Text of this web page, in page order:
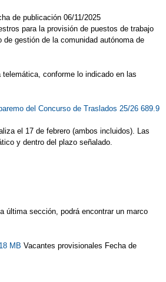
de publicación 06/11/2025
para la provisión de puestos de trabajo
gestión de la comunidad autónoma de
conforme lo indicado en las
del Concurso de Traslados 25/26 689.9
el 17 de febrero (ambos incluidos). Las
y dentro del plazo señalado.
última sección, podrá encontrar un marco
MB Vacantes provisionales Fecha de